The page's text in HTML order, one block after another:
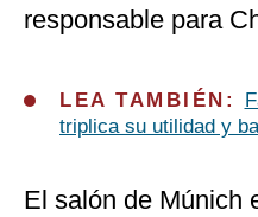
responsable para
LEA TAMBIÉN:
triplica su utilidad y
El salón de Múnich